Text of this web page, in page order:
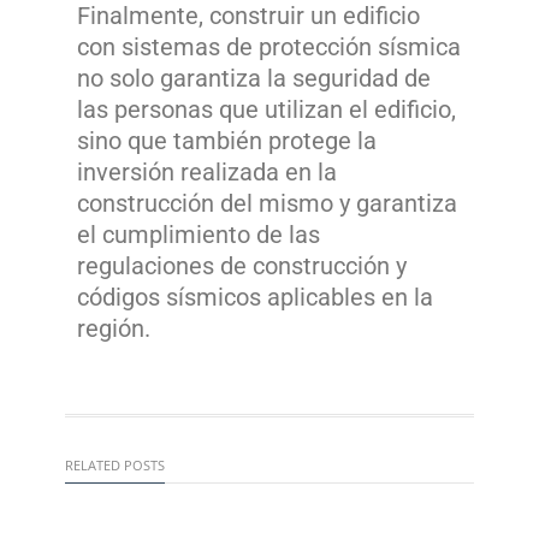
Finalmente, construir un edificio
con sistemas de protección sísmica
no solo garantiza la seguridad de
las personas que utilizan el edificio,
sino que también protege la
inversión realizada en la
construcción del mismo y garantiza
el cumplimiento de las
regulaciones de construcción y
códigos sísmicos aplicables en la
región.
RELATED POSTS